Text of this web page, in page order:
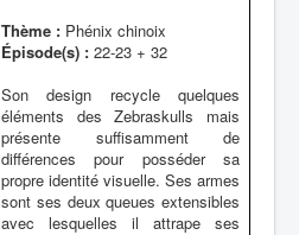
Thème : Phénix chinoix
Épisode(s) : 22-23 + 32
Son design recycle quelques
éléments des Zebraskulls mais
présente suffisamment de
différences pour posséder sa
propre identité visuelle. Ses armes
sont ses deux queues extensibles
avec lesquelles il attrape ses